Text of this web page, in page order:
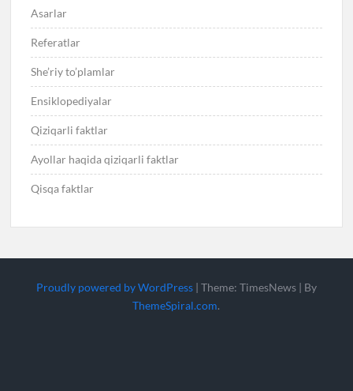
Asarlar
Referatlar
She’riy to’plamlar
Ensiklopediyalar
Qiziqarli faktlar
Ayollar haqida qiziqarli faktlar
Qisqa faktlar
Proudly powered by WordPress | Theme: TimesNews | By
ThemeSpiral.com.